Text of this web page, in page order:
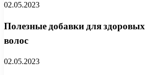
02.05.2023
Полезные добавки для
волос
02.05.2023